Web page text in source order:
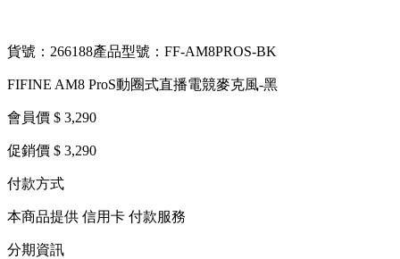
貨號：266188產品型號：FF-AM8PROS-BK
FIFINE AM8 ProS動圈式直播電競麥克風-黑
會員價 $ 3,290
促銷價 $ 3,290
付款方式
本商品提供 信用卡 付款服務
分期資訊